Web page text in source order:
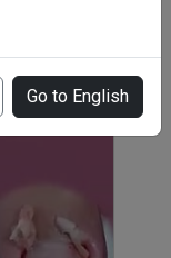
Go to English